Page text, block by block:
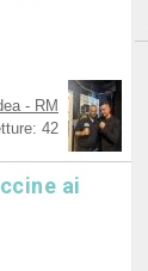
- RM
42
ai